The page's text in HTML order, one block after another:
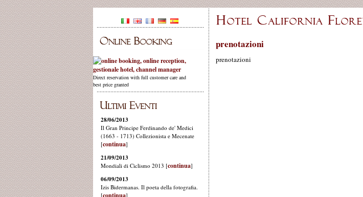
Direct reservation with full customer care and
best price granted
prenotazioni
prenotazioni